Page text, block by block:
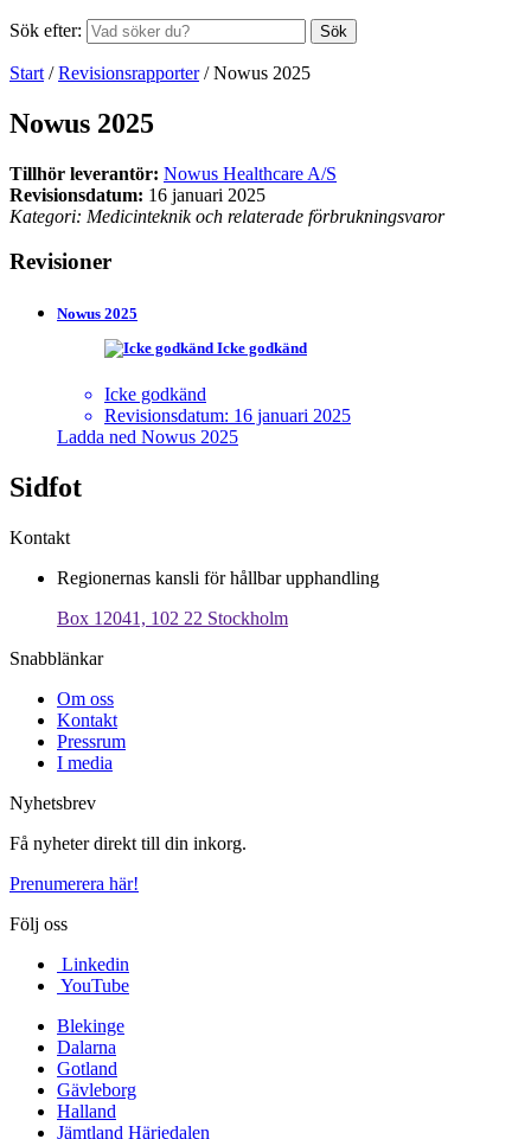
Sök efter: Sök
Start /Revisionsrapporter/Nowus 2025
Nowus 2025
Tillhör leverantör: Nowus Healthcare A/S
Revisionsdatum: 16 januari 2025
Kategori: Medicinteknik och relaterade förbrukningsvaror
Revisioner
Nowus 2025
Icke godkänd
Icke godkänd
Revisionsdatum: 16 januari 2025
Ladda ned Nowus 2025
Sidfot
Kontakt
Regionernas kansli för hållbar upphandling
Box 12041, 102 22 Stockholm
Snabblänkar
Om oss
Kontakt
Pressrum
I media
Nyhetsbrev
Få nyheter direkt till din inkorg.
Prenumerera här!
Följ oss
Linkedin
YouTube
Blekinge
Dalarna
Gotland
Gävleborg
Halland
Jämtland Härjedalen